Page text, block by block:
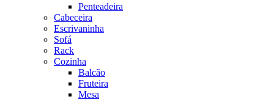
Penteadeira
Cabeceira
Escrivaninha
Sofá
Rack
Cozinha
Balcão
Fruteira
Mesa